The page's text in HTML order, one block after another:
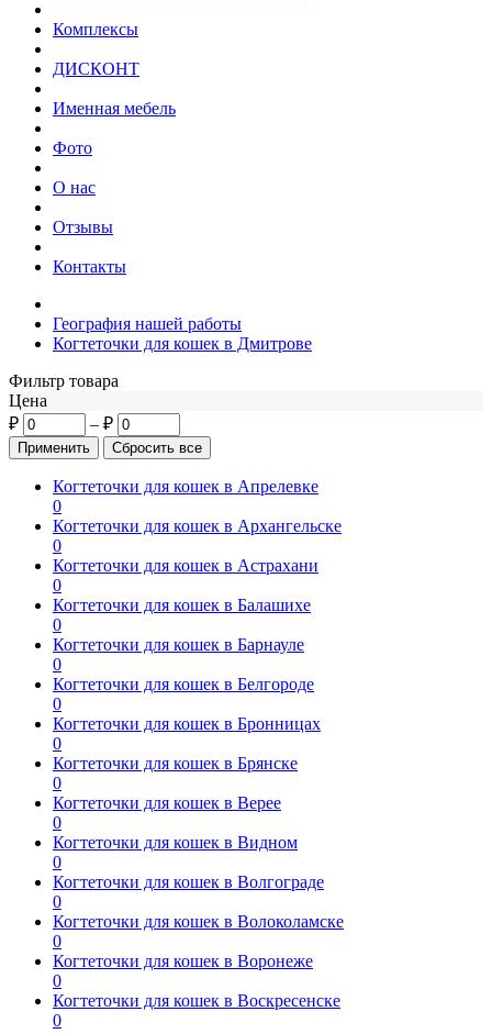
Комплексы
ДИСКОНТ
Именная мебель
Фото
О нас
Отзывы
Контакты
География нашей работы
Когтеточки для кошек в Дмитрове
Фильтр товара
Цена
₽
– ₽
Когтеточки для кошек в Апрелевке
0
Когтеточки для кошек в Архангельске
0
Когтеточки для кошек в Астрахани
0
Когтеточки для кошек в Балашихе
0
Когтеточки для кошек в Барнауле
0
Когтеточки для кошек в Белгороде
0
Когтеточки для кошек в Бронницах
0
Когтеточки для кошек в Брянске
0
Когтеточки для кошек в Верее
0
Когтеточки для кошек в Видном
0
Когтеточки для кошек в Волгограде
0
Когтеточки для кошек в Волоколамске
0
Когтеточки для кошек в Воронеже
0
Когтеточки для кошек в Воскресенске
0